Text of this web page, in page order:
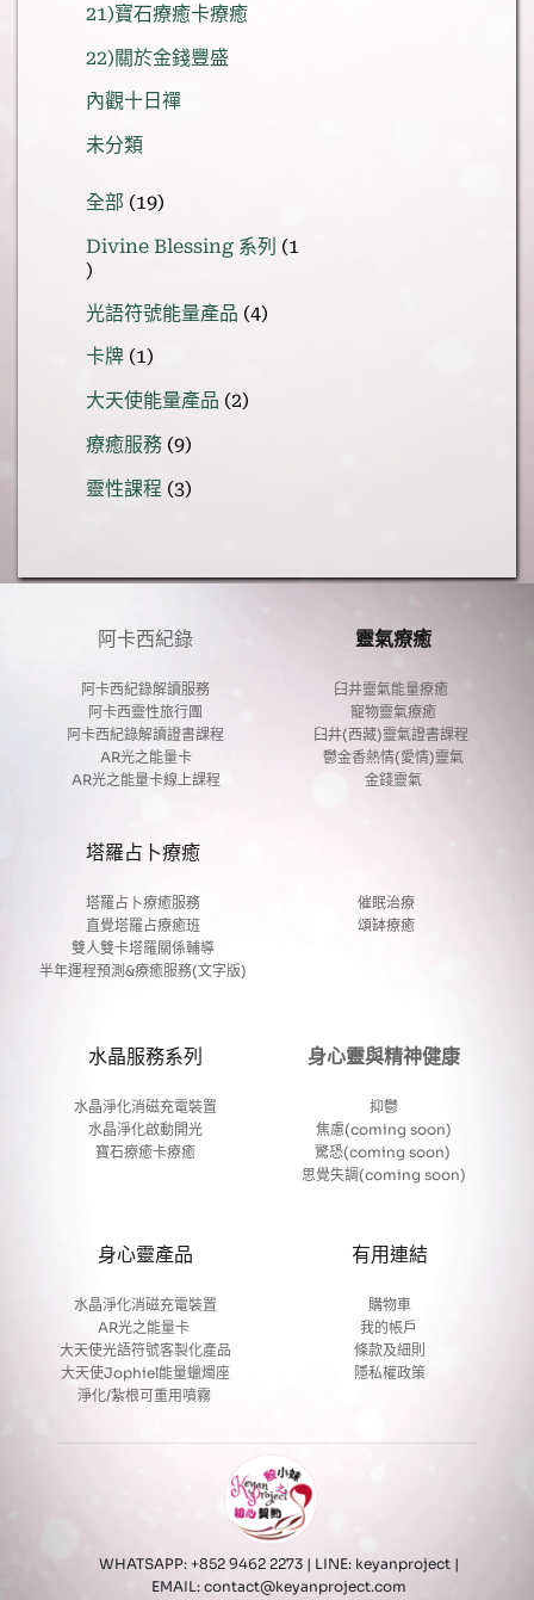
21)寶石療癒卡療癒
22)關於金錢豐盛
內觀十日禪
未分類
全部 1919
產
Divine Blessing 系列
1
1
產
品
光語符號能量產品 44
卡牌 11
產
品
大天使能量產品 22
療癒服務 99
產
靈性課程 33
阿卡西紀錄
阿卡西紀錄解讀服務
阿卡西靈性旅行團
阿卡西紀錄解讀證書課程
AR光之能量卡
AR光之能量卡線上課程
靈氣療癒
臼井靈氣能量療癒
寵物靈氣療癒
臼井(西藏)靈氣證書課程
鬱金香熱情(愛情)靈氣
金錢靈氣
塔羅占卜療癒
塔羅占卜療癒服務
直覺塔羅占療癒班
雙人雙卡塔羅關係輔導
半年運程預測&療癒服務(文字版)
催眠治療
頌缽療癒
水晶服務系列
水晶淨化消磁充電裝置
水晶淨化啟動開光
寶石療癒卡療癒
身心靈與精神健康
抑鬱
焦慮(coming soon)
驚恐(coming soon)
思覺失調(coming soon)
身心靈產品
水晶淨化消磁充電裝置
AR光之能量卡
大天使光語符號客製化產品
大天使Jophiel能量蠟燭座
淨化/紮根可重用噴霧
有用連結
購物車
我的帳戶
條款及細則
隱私權政策
WHATSAPP: +852 9462 2273 | LINE: keyanproject
EMAIL: contact@keyanproject.com